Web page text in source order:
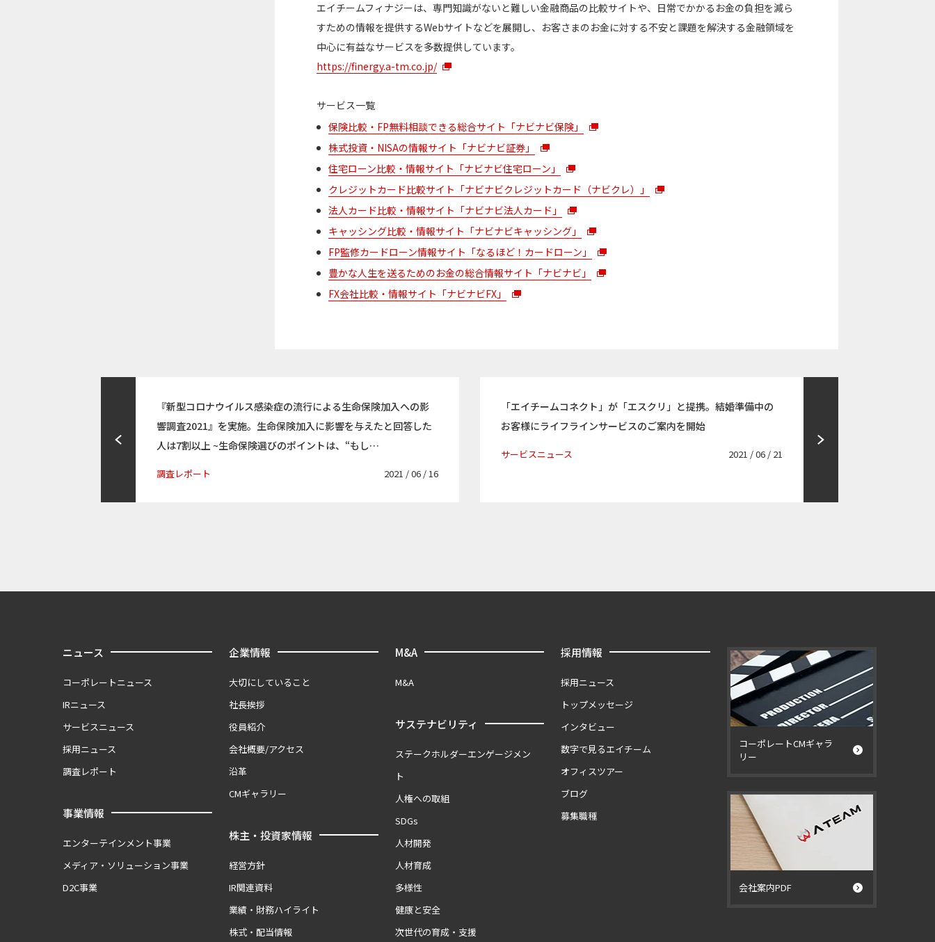
エイチームフィナジーは、専門知識がないと難しい金融商品の比較サイトや、日常でかかるお金の負担を減ら
すための情報を提供するWebサイトなどを展開し、お客さまのお金に対する不安と課題を解決する金融領域を
中心に有益なサービスを多数提供しています。
https://finergy.a-tm.co.jp/
サービス一覧
保険比較・FP無料相談できる総合サイト「ナビナビ保険」
株式投資・NISAの情報サイト「ナビナビ証券」
住宅ローン比較・情報サイト「ナビナビ住宅ローン」
クレジットカード比較サイト「ナビナビクレジットカード（ナビクレ）」
法人カード比較・情報サイト「ナビナビ法人カード」
キャッシング比較・情報サイト「ナビナビキャッシング」
FP監修カードローン情報サイト「なるほど！カードローン」
豊かな人生を送るためのお金の総合情報サイト「ナビナビ」
FX会社比較・情報サイト「ナビナビFX」
『新型コロナウイルス感染症の流行による生命保険加入への影
響調査2021』を実施。生命保険加入に影響を与えたと回答した
人は7割以上 ~生命保険選びのポイントは、“もし…
調査レポート 2021 / 06 / 16
「エイチームコネクト」が「エスクリ」と提携。結婚準備中の
お客様にライフラインサービスのご案内を開始
サービスニュース 2021 / 06 / 21
ニュース
コーポレートニュース
IRニュース
サービスニュース
採用ニュース
調査レポート
事業情報
エンターテインメント事業
メディア・ソリューション事業
D2C事業
企業情報
大切にしていること
社長挨拶
役員紹介
会社概要/アクセス
沿革
CMギャラリー
株主・投資家情報
経営方針
IR関連資料
業績・財務ハイライト
株式・配当情報
M&A
M&A
サステナビリティ
ステークホルダーエンゲージメン
ト
人権への取組
SDGs
人材開発
人材育成
多様性
健康と安全
次世代の育成・支援
採用情報
採用ニュース
トップメッセージ
インタビュー
数字で見るエイチーム
オフィスツアー
ブログ
募集職種
コーポレートCMギャラ
リー
会社案内PDF